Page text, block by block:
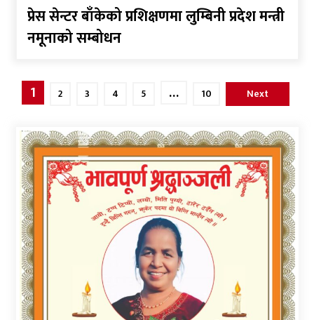
प्रेस सेन्टर बाँकेको प्रशिक्षणमा लुम्बिनी प्रदेश मन्त्री
नमूनाको सम्बोधन
Posts
pagination
1 2 3 4 5 … 10 Next